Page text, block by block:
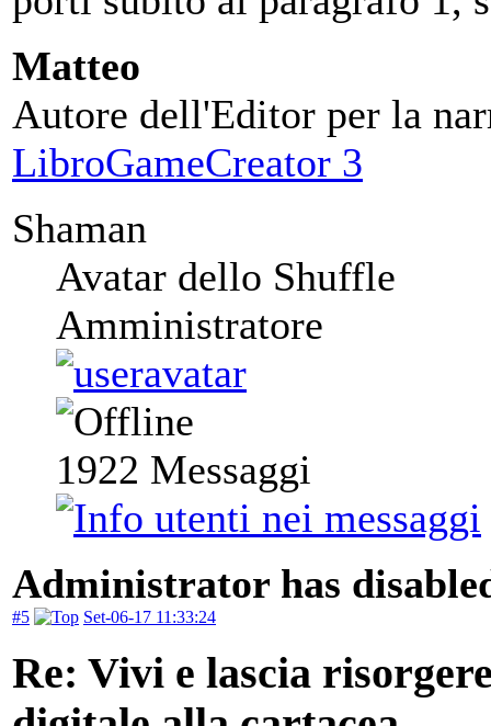
Matteo
Autore dell'Editor per la
LibroGameCreator 3
Shaman
Avatar dello Shuffle
Amministratore
1922 Messaggi
Administrator has
#5 Set-06-17 11:33:24
Re: Vivi e lascia